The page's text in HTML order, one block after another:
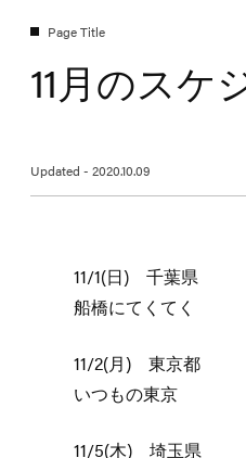
11月のスケ
Updated - 2020.10.09
11/1(日) 千葉県
船橋にてくてく
11/2(月) 東京都
いつもの東京
11/5(木) 埼玉県